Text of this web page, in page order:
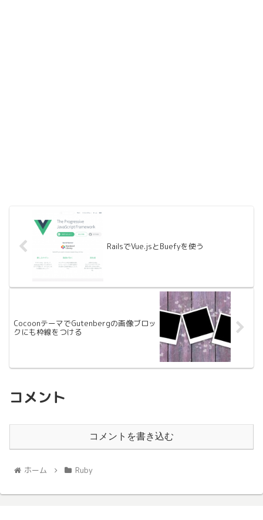
RailsでVue.jsとBuefyを使う
CocoonテーマでGutenbergの画像ブロッ
クにも枠線をつける
コメント
コメントを書き込む
ホーム Ruby